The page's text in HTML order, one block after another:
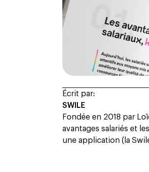
Écrit par:
SWILE
Fondée en 2018 par
avantages salariés et
une application (la